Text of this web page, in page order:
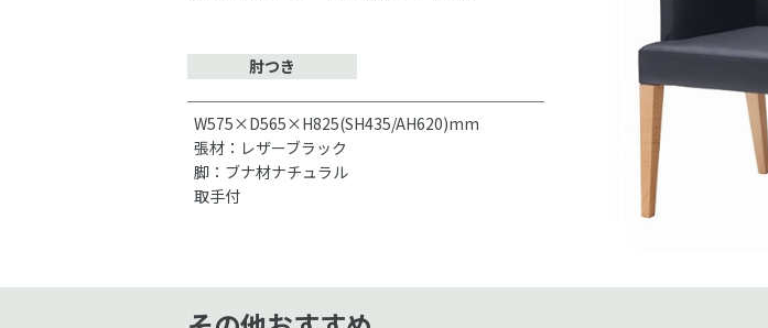
肘つき
W575×D565×H825(SH435/AH620)mm
張材：レザーブラック
脚：ブナ材ナチュラル
取手付